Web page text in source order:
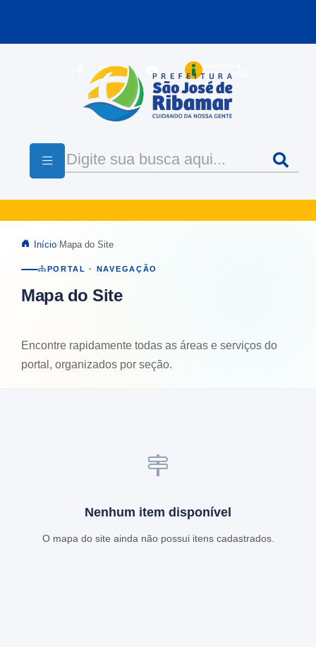
Informação
Início Mapa do Site
PORTAL · NAVEGAÇÃO
Mapa do Site
Encontre rapidamente todas as áreas e serviços do
portal, organizados por seção.
Nenhum item disponível
O mapa do site ainda não possui itens cadastrados.